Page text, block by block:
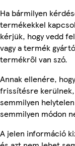
Ha bármilyen
termékekkel
kérjük, hogy vedd
vagy a termék
termékről van szó.
Annak ellenére,
frissítésre kerülnek,
semmilyen
semmilyen módon
A jelen információ